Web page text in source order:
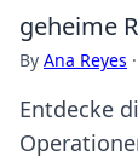
geheime
By Ana Reyes ·
Entdecke